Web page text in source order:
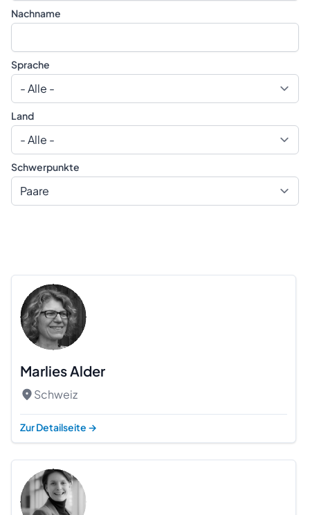
Nachname
Sprache
Land
Schwerpunkte
Marlies Alder
Schweiz
Zur Detailseite →